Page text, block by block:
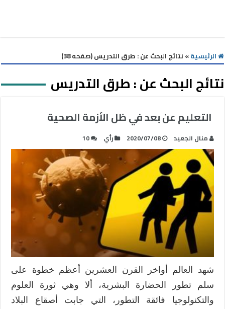
الرئيسية» نتائج البحث عن : طرق التدريس (صفحه 38)
نتائج البحث عن :طرق التدريس
التعليم عن بعد في ظل الأزمة الصحية
منال الجعيد 2020/07/08 رأي 10
شهد العالم أواخر القرن العشرين أعظم خطوة على
سلم تطور الحضارة البشرية، ألا وهي ثورة العلوم
والتكنولوجيا فائقة التطور، التي جابت أصقاع البلاد